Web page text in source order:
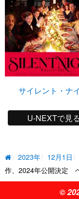
サイレント・ナ
U-NEXTで見る
2023年 12月1日
作、2024年公開決定
©